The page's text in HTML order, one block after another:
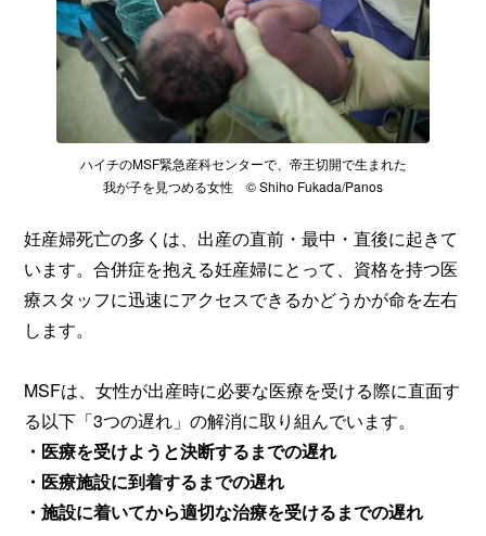
ハイチのMSF緊急産科センターで、帝王切開で生まれた
我が子を見つめる女性 © Shiho Fukada/Panos
妊産婦死亡の多くは、出産の直前・最中・直後に起きて
います。合併症を抱える妊産婦にとって、資格を持つ医
療スタッフに迅速にアクセスできるかどうかが命を左右
します。
MSFは、女性が出産時に必要な医療を受ける際に直面す
る以下「3つの遅れ」の解消に取り組んでいます。
・医療を受けようと決断するまでの遅れ
・医療施設に到着するまでの遅れ
・施設に着いてから適切な治療を受けるまでの遅れ